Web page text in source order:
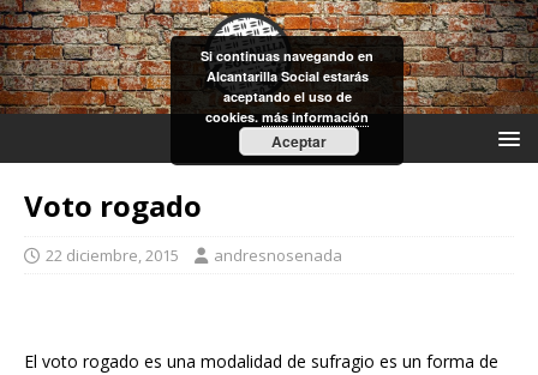
Voto rogado
22 diciembre, 2015 andresnosenada
El voto rogado es una modalidad de sufragio es un forma de
Si continuas navegando en
Alcantarilla Social estarás
aceptando el uso de
cookies.más información
Aceptar